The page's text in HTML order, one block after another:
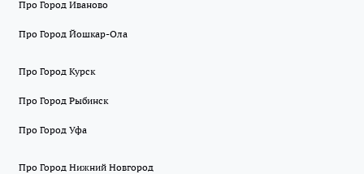
Про Город Иваново
Про Город Йошкар-Ола
Про Город Курск
Про Город Рыбинск
Про Город Уфа
Про Город Нижний Новгород